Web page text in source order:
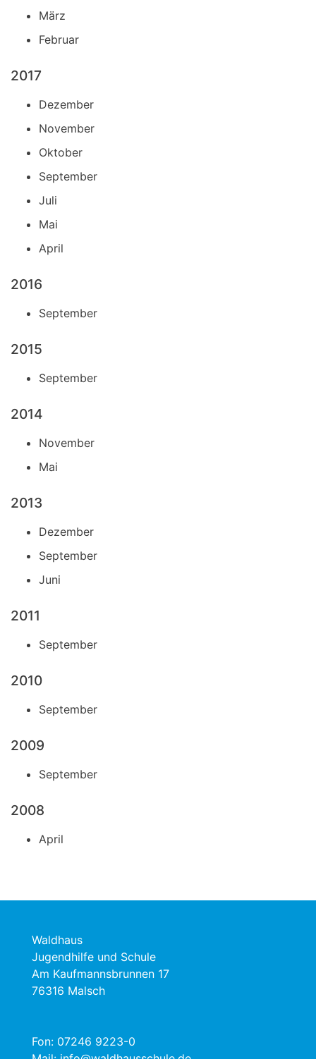
März
Februar
2017
Dezember
November
Oktober
September
Juli
Mai
April
2016
September
2015
September
2014
November
Mai
2013
Dezember
September
Juni
2011
September
2010
September
2009
September
2008
April
Waldhaus
Jugendhilfe und Schule
Am Kaufmannsbrunnen 17
76316 Malsch
Fon: 07246 9223-0